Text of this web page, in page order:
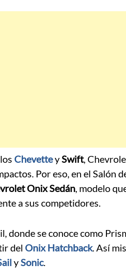
ChevetteySwift,
Por eso, en el
Onix Sedán, modelo
a sus competidores.
donde se conoce como
del Onix Hatchback. Así
ySonic.